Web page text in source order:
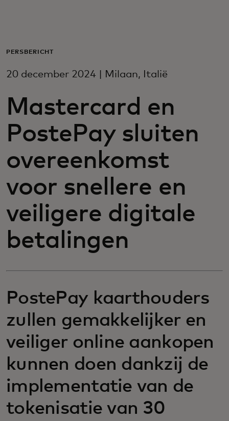
Voor bedrijven
Voor innovators
Nieuws en trends
PERSBERICHT
20 december 2024 | Milaan, Italië
Mastercard en
PostePay sluiten
overeenkomst
voor snellere en
veiligere digitale
betalingen
PostePay kaarthouders
zullen gemakkelijker en
veiliger online aankopen
kunnen doen dankzij de
implementatie van de
tokenisatie van 30